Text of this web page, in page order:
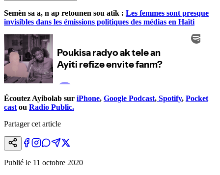
Semèn sa a, n ap retounen sou atik : Les femmes sont presque
invisibles dans les émissions politiques des médias en Haïti
Écoutez Ayibolab sur iPhone, Google Podcast, Spotify, Pocket
cast ou Radio Public.
Partager cet article
Publié le 11 octobre 2020